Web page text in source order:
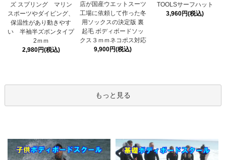
ズ スプリング マリン
スポーツやダイビング、
保温性があり動きやす
い 半袖半ズボンタイプ
2ｍｍ
2,980円(税込)
店が国産ウエットスーツ
工場に依頼して作った冬
用ソックスの決定版 裏
起毛 ボディボードソッ
クス３ｍｍネコポス対応
9,900円(税込)
TOOLSサーフハット
3,960円(税込)
もっと見る